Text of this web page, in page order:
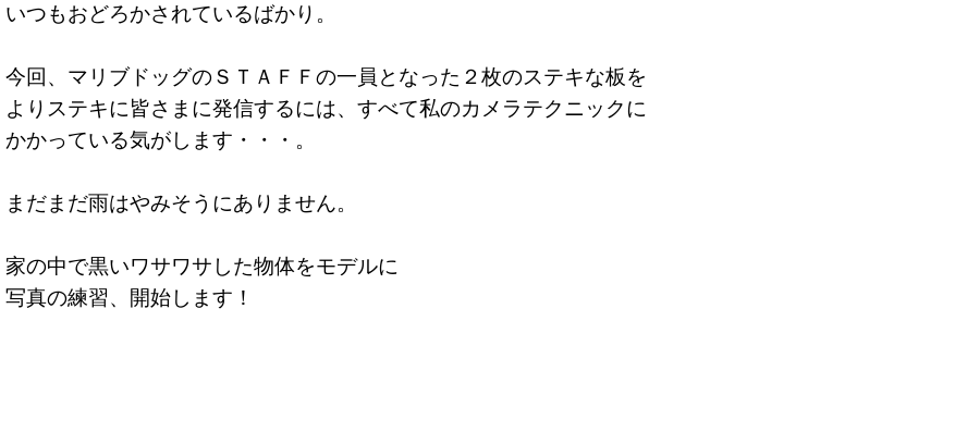
いつもおどろかされているばかり。
今回、マリブドッグのＳＴＡＦＦの一員となった２枚のステキな板を
よりステキに皆さまに発信するには、すべて私のカメラテクニックに
かかっている気がします・・・。
まだまだ雨はやみそうにありません。
家の中で黒いワサワサした物体をモデルに
写真の練習、開始します！